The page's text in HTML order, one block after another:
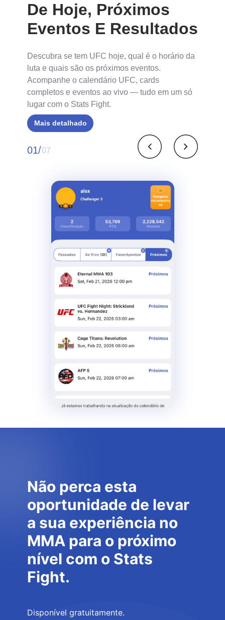
De Hoje, Próximos
Eventos E Resultados
Descubra se tem UFC hoje, qual é o horário da
luta e quais são os próximos eventos.
Acompanhe o calendário UFC, cards
completos e eventos ao vivo — tudo em um só
lugar com o Stats Fight.
07
01/
Mais detalhado
Não perca esta
oportunidade de levar
a sua experiência no
MMA para o próximo
nível com o Stats
Fight.
Disponível gratuitamente.